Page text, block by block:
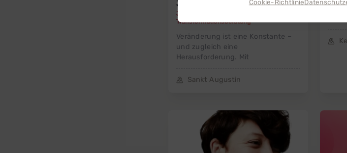
Jörg
Jörg Riedel Coaching &
Transformationsberatung
Veränderung ist eine Konstante –
und zugleich eine
Herausforderung. Mit
Sankt Augustin